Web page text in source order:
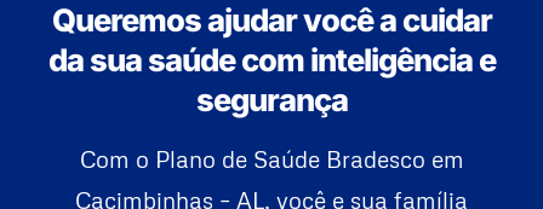
Queremos ajudar você a cuidar
da sua saúde com inteligência e
segurança
Com o Plano de Saúde Bradesco em
Cacimbinhas – AL, você e sua família